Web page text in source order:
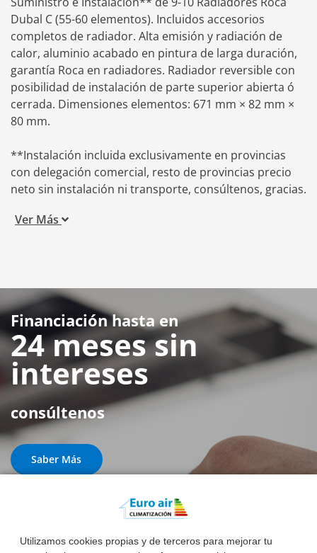
Utilizamos cookies propias y de terceros para mejorar tu
Dubal C (55-60 elementos). Incluidos accesorios
completos de radiador. Alta emisión y radiación de
calor, aluminio acabado en pintura de larga duración,
garantía Roca en radiadores. Radiador reversible con
posibilidad de instalación de parte superior abierta ó
cerrada. Dimensiones elementos: 671 mm × 82 mm ×
80 mm.
**Instalación incluida exclusivamente en provincias
con delegación comercial, resto de provincias precio
neto sin instalación ni transporte, consúltenos, gracias.
Ver Más
Financiación hasta en
24 meses sin
intereses
consúltenos
Saber Más